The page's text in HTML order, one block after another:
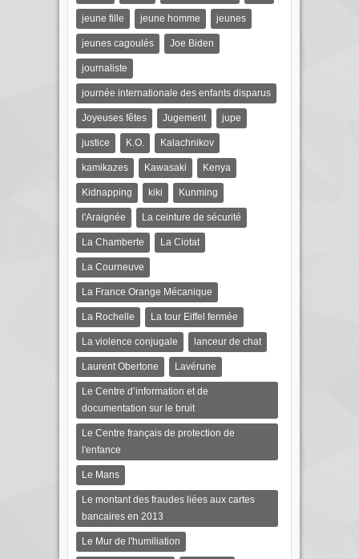
jeune fille jeune homme jeunes
jeunes cagoulés Joe Biden
journaliste
journée internationale des enfants disparus
Joyeuses fêtes Jugement jupe
justice K.O. Kalachnikov
kamikazes Kawasaki Kenya
Kidnapping kiki Kunming
l'Araignée La ceinture de sécurité
La Chamberte La Ciotat
La Courneuve
La France Orange Mécanique
La Rochelle La tour Eiffel fermée
La violence conjugale lanceur de chat
Laurent Obertone Lavérune
Le Centre d’information et de
documentation sur le bruit
Le Centre français de protection de
l'enfance
Le Mans
Le montant des fraudes liées aux cartes
bancaires en 2013
Le Mur de l'humiliation